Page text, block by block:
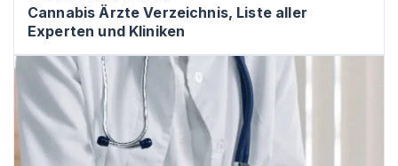
Cannabis Ärzte Verzeichnis, Liste aller
Experten und Kliniken